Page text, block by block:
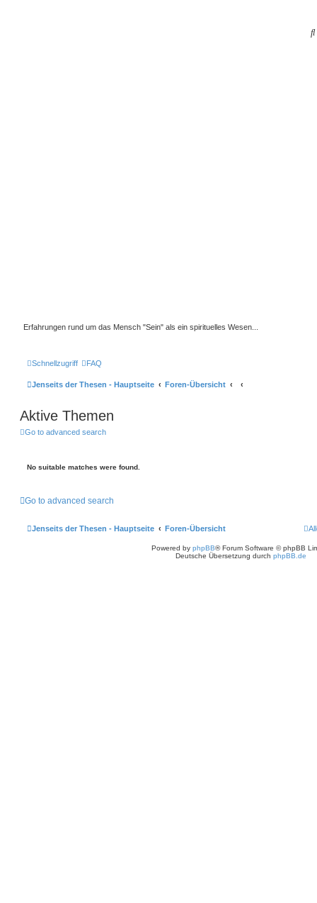
Erfahrungen rund um das Mensch "Sein" als ein spirituelles Wesen...
Schnellzugriff FAQ
Jenseits der Thesen - Hauptseite Foren-Übersicht
Aktive Themen
Go to advanced search
No suitable matches were found.
Go to advanced search
Jenseits der Thesen - Hauptseite Foren-Übersicht
Powered by phpBB® Forum Software © phpBB
Deutsche Übersetzung durch phpBB.de